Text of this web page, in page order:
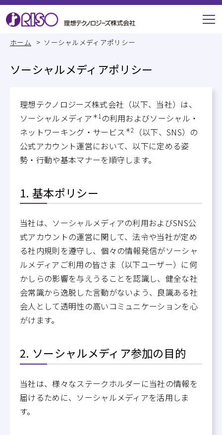
ホーム ソーシャルメディアポリシー
ソーシャルメディアポリシー
理想テクノロジーズ株式会社（以下、当社）は、
ソーシャルメディア＊1 の利用およびソーシャル・
ネットワーキング・サービス ＊2
（以下、SNS）の
公式アカウント運営において、以下に定める姿
勢・行動や基本マナーを順守します。
1. 基本ポリシー
当社は、ソーシャルメディアの利用およびSNS公
式アカウントの運営に関して、法令や当社が定め
る社内規則を遵守し、個々の情報発信がソーシャ
ルメディアご利用の皆さま（以下ユーザー）に何
かしらの影響を与えうることを認識し、健全な社
会常識から逸脱した言動がないよう、良識ある社
会人として透明性の高いコミュニケーションを心
がけます。
2. ソーシャルメディア参加の目的
当社は、様々なステークホルダーに当社の情報を
届けるために、ソーシャルメディアを活用しま
す。